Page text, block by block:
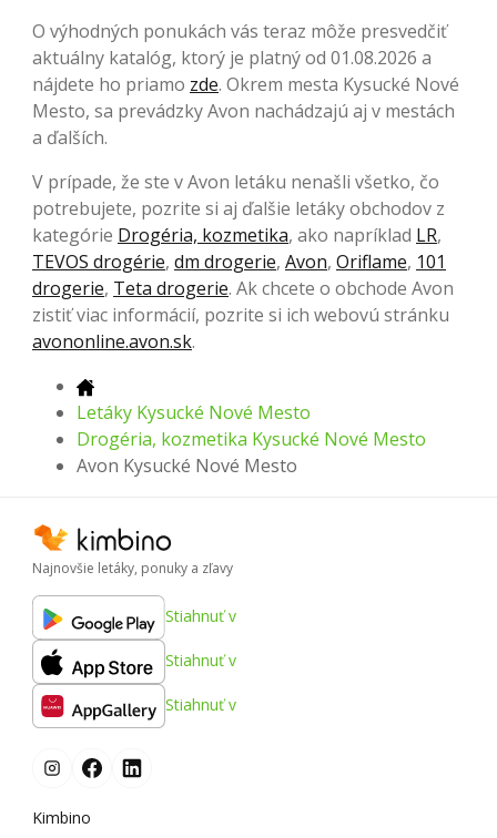
O výhodných ponukách vás teraz môže presvedčiť
aktuálny katalóg, ktorý je platný od 01.08.2026 a
nájdete ho priamo zde. Okrem mesta Kysucké Nové
Mesto, sa prevádzky Avon nachádzajú aj v mestách
a ďalších.
V prípade, že ste v Avon letáku nenašli všetko, čo
potrebujete, pozrite si aj ďalšie letáky obchodov z
kategórie Drogéria, kozmetika, ako napríklad LR,
TEVOS drogérie, dm drogerie, Avon, Oriflame, 101
drogerie, Teta drogerie. Ak chcete o obchode Avon
zistiť viac informácií, pozrite si ich webovú stránku
avononline.avon.sk.
Letáky Kysucké Nové Mesto
Drogéria, kozmetika Kysucké Nové Mesto
Avon Kysucké Nové Mesto
Najnovšie letáky, ponuky a zľavy
Stiahnuť v
Stiahnuť v
Stiahnuť v
Kimbino